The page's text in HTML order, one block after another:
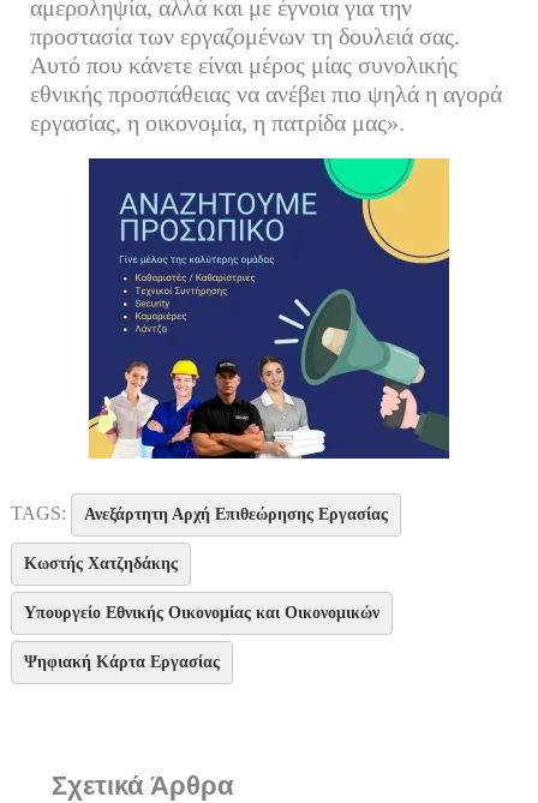
αμεροληψία, αλλά και με έγνοια για την
προστασία των εργαζομένων τη δουλειά σας.
Αυτό που κάνετε είναι μέρος μίας συνολικής
εθνικής προσπάθειας να ανέβει πιο ψηλά η αγορά
εργασίας, η οικονομία, η πατρίδα μας».
TAGS: Ανεξάρτητη Αρχή Επιθεώρησης Εργασίας
Κωστής Χατζηδάκης
Υπουργείο Εθνικής Οικονομίας και Οικονομικών
Ψηφιακή Κάρτα Εργασίας
Σχετικά Άρθρα